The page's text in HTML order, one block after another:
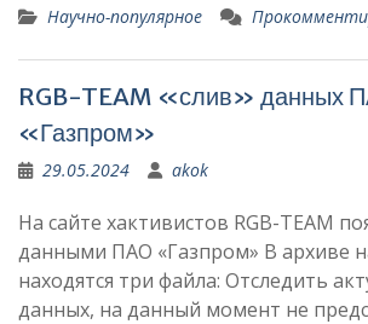
Научно-популярное
RGB-TEAM «слив» данных
«Газпром»
29.05.2024 akok
На сайте хактивистов RGB-TEAM
данными ПАО «Газпром» В архиве
находятся три файла: Отследить
данных, на данный момент не